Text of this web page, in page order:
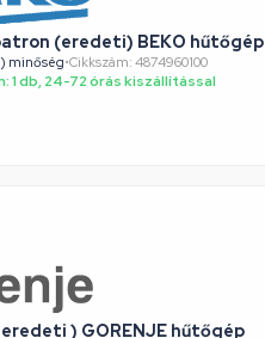
(eredeti) BEKO hűtőgép
minőség•Cikkszám: 4874960100
1 db, 24-72 órás kiszállítással
) GORENJE hűtőgép